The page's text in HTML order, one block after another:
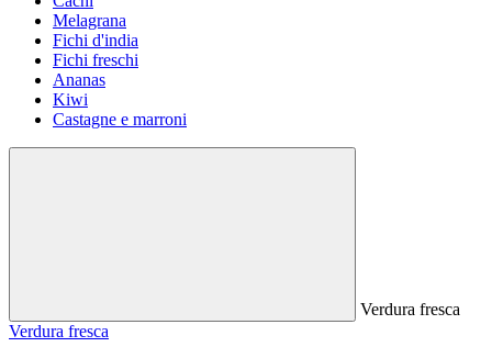
Melagrana
Fichi d'india
Fichi freschi
Ananas
Kiwi
Castagne e marroni
Verdura fresca
Verdura fresca